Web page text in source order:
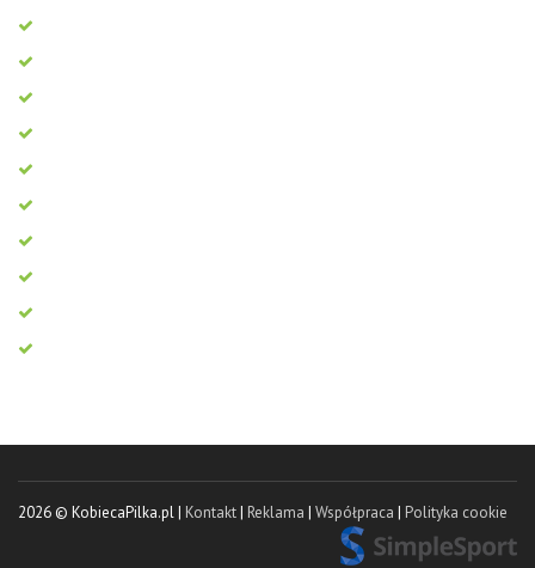
2026 © KobiecaPilka.pl | Kontakt| Reklama | Współpraca | Polityka cookie